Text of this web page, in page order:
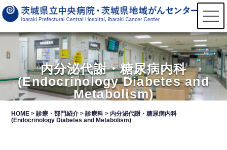
t
o
g
g
l
e
n
a
v
a
内分泌代謝・糖尿病内科
(Endocrinology Diabetes and
Metabolism)
HOME >診療・部門紹介 >診療科> 内分泌代謝・糖尿病内科
(Endocrinology Diabetes and Metabolism)